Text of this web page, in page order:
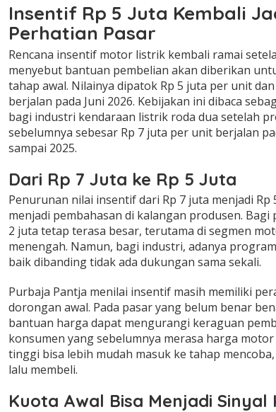
Insentif Rp 5 Juta Kembali
Perhatian Pasar
Rencana insentif motor listrik kembali ramai
menyebut bantuan pembelian akan diberikan
tahap awal. Nilainya dipatok Rp 5 juta per unit
berjalan pada Juni 2026. Kebijakan ini dibaca
bagi industri kendaraan listrik roda dua setelah
sebelumnya sebesar Rp 7 juta per unit berjalan
sampai 2025.
Dari Rp 7 Juta ke Rp 5 Juta
Penurunan nilai insentif dari Rp 7 juta menjadi Rp
menjadi pembahasan di kalangan produsen. Bagi
2 juta tetap terasa besar, terutama di segmen
menengah. Namun, bagi industri, adanya
baik dibanding tidak ada dukungan sama sekali.
Purbaja Pantja menilai insentif masih memiliki
dorongan awal. Pada pasar yang belum benar
bantuan harga dapat mengurangi keraguan
konsumen yang sebelumnya merasa harga
tinggi bisa lebih mudah masuk ke tahap
lalu membeli.
Kuota Awal Bisa Menjadi Sinyal